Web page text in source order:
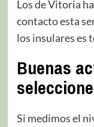
Los de Vitoria
contacto esta
los insulares es
Buenas
Si medimos el